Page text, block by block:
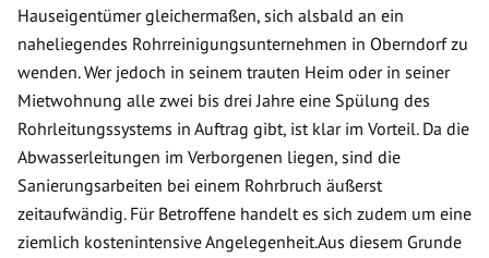
Hauseigentümer gleichermaßen, sich alsbald an ein
naheliegendes Rohrreinigungsunternehmen in Oberndorf zu
wenden. Wer jedoch in seinem trauten Heim oder in seiner
Mietwohnung alle zwei bis drei Jahre eine Spülung des
Rohrleitungssystems in Auftrag gibt, ist klar im Vorteil. Da die
Abwasserleitungen im Verborgenen liegen, sind die
Sanierungsarbeiten bei einem Rohrbruch äußerst
zeitaufwändig. Für Betroffene handelt es sich zudem um eine
ziemlich kostenintensive Angelegenheit.Aus diesem Grunde